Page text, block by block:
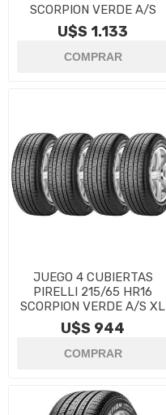
SCORPION VERDE A/S
U$S 1.133
JUEGO 4 CUBIERTAS
PIRELLI 215/65 HR16
SCORPION VERDE A/S XL
U$S 944